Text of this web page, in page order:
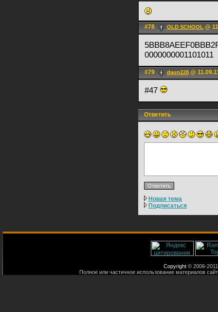
#78 OLD SCHOOL @
0000000001101011
#79 daun228 @
#47
Ответить
Новая тема
Подписаться
Copyright © 2006-
Полное или частичное использование материалов